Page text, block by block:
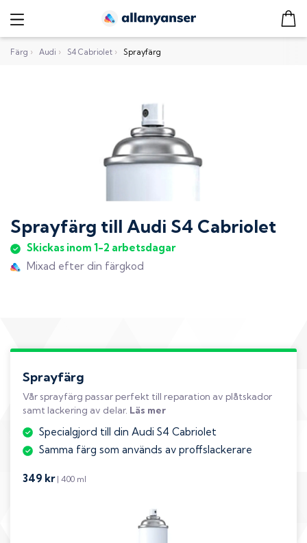
Färg › Audi › S4 Cabriolet › Sprayfärg
Sprayfärg till Audi S4 Cabriolet
Skickas inom 1-2 arbetsdagar
Mixad efter din färgkod
Sprayfärg
Vår sprayfärg passar perfekt till reparation av plåtskador
samt lackering av delar. Läs mer
Specialgjord till din Audi S4 Cabriolet
Samma färg som används av proffslackerare
349 kr| 400 ml